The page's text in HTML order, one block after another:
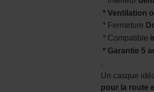
* Ventilation
* Fermeture
* Compatible
* Garantie 5
.
Un casque
pour la route